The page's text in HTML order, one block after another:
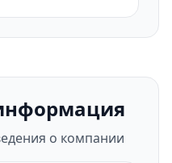
о компании